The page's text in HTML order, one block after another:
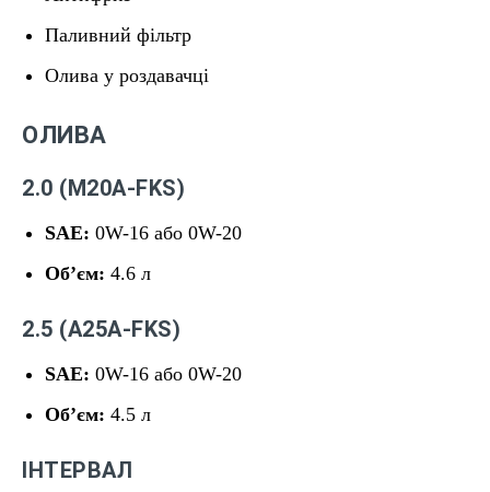
Паливний фільтр
Олива у роздавачці
ОЛИВА
2.0 (M20A-FKS)
SAE: 0W-16 або 0W-20
Обʼєм: 4.6 л
2.5 (A25A-FKS)
SAE: 0W-16 або 0W-20
Обʼєм: 4.5 л
ІНТЕРВАЛ